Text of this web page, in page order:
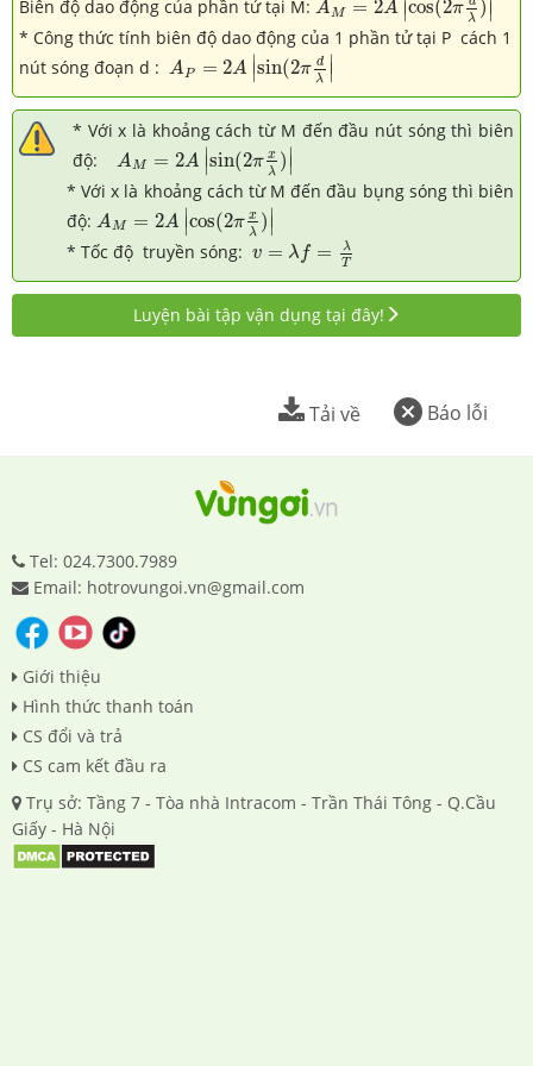
Biên độ dao động của phần tử tại M: AM = 2A ∣cos(2π
λ ) ∣
* Công thức tính biên độ dao động của 1 phần tử tại P cách 1
nút sóng đoạn d : AP = 2A ∣∣sin(2π d
λ
∣∣
AP =2 A|sin(2πdλ|
* Với x là khoảng cách từ M đến đầu nút sóng thì biên
độ: AM = 2A ∣∣sin(2π x
λ ) ∣∣
AM =2A|sin(2π xλ) |
* Với x là khoảng cách từ M đến đầu bụng sóng thì biên
độ: AM = 2A ∣∣cos(2π x
λ ) ∣∣
AM= 2A|cos (2πx λ) |
* Tốc độ truyền sóng: v = λf =
λ
T
v= f= λ
Luyện bài tập vận dụng tại đây!
Báo lỗi
Tải về
Tel: 024.7300.7989
Email: hotrovungoi.vn@gmail.com
Giới thiệu
Hình thức thanh toán
CS đổi và trả
CS cam kết đầu ra
Trụ sở: Tầng 7 - Tòa nhà Intracom - Trần Thái Tông - Q.Cầu
Giấy - Hà Nội